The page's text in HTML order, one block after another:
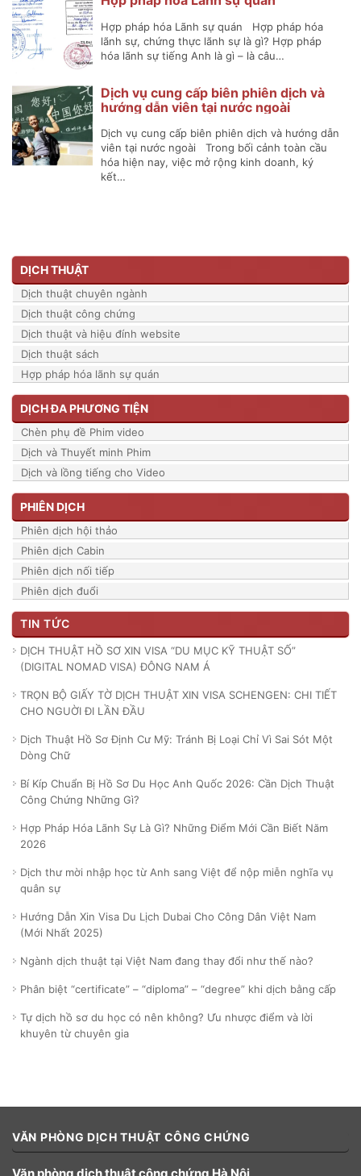
Hợp pháp hóa Lãnh sự quán Hợp pháp hóa
lãnh sự, chứng thực lãnh sự là gì? Hợp pháp
hóa lãnh sự tiếng Anh là gì – là câu…
Dịch vụ cung cấp biên phiên dịch và
hướng dẫn viên tại nước ngoài
Dịch vụ cung cấp biên phiên dịch và hướng dẫn
viên tại nước ngoài Trong bối cảnh toàn cầu
hóa hiện nay, việc mở rộng kinh doanh, ký
kết…
DỊCH THUẬT
Dịch thuật chuyên ngành
Dịch thuật công chứng
Dịch thuật và hiệu đính website
Dịch thuật sách
Hợp pháp hóa lãnh sự quán
DỊCH ĐA PHƯƠNG TIỆN
Chèn phụ đề Phim video
Dịch và Thuyết minh Phim
Dịch và lồng tiếng cho Video
PHIÊN DỊCH
Phiên dịch hội thảo
Phiên dịch Cabin
Phiên dịch nối tiếp
Phiên dịch đuổi
TIN TỨC
DỊCH THUẬT HỒ SƠ XIN VISA “DU MỤC KỸ THUẬT SỐ”
(DIGITAL NOMAD VISA) ĐÔNG NAM Á
TRỌN BỘ GIẤY TỜ DỊCH THUẬT XIN VISA SCHENGEN: CHI TIẾT
CHO NGUỜI ĐI LẦN ĐẦU
Dịch Thuật Hồ Sơ Định Cư Mỹ: Tránh Bị Loại Chỉ Vì Sai Sót Một
Dòng Chữ
Bí Kíp Chuẩn Bị Hồ Sơ Du Học Anh Quốc 2026: Cần Dịch Thuật
Công Chứng Những Gì?
Hợp Pháp Hóa Lãnh Sự Là Gì? Những Điểm Mới Cần Biết Năm
2026
Dịch thư mời nhập học từ Anh sang Việt để nộp miễn nghĩa vụ
quân sự
Hướng Dẫn Xin Visa Du Lịch Dubai Cho Công Dân Việt Nam
(Mới Nhất 2025)
Ngành dịch thuật tại Việt Nam đang thay đổi như thế nào?
Phân biệt “certificate” – “diploma” – “degree” khi dịch bằng cấp
Tự dịch hồ sơ du học có nên không? Ưu nhược điểm và lời
khuyên từ chuyên gia
VĂN PHÒNG DỊCH THUẬT CÔNG CHỨNG
Văn phòng dịch thuật công chứng Hà Nội